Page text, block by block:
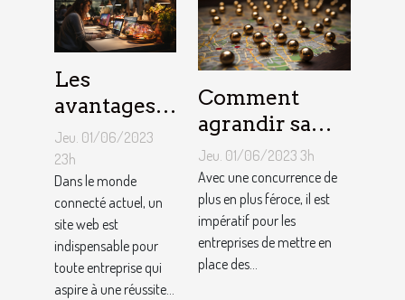
Les
avantages
de faire
appel à un
spécialiste
de
conception
de site web
Jeu. 01/06/2023
23h
Dans le monde
connecté actuel, un
site web est
indispensable pour
toute entreprise qui
aspire à une réussite...
Comment
agrandir sa
notoriété
locale et
fidéliser sa
clientèle grâce
aux outils du
référencement
Jeu. 01/06/2023 3h
Avec une concurrence de
plus en plus féroce, il est
impératif pour les
entreprises de mettre en
place des...